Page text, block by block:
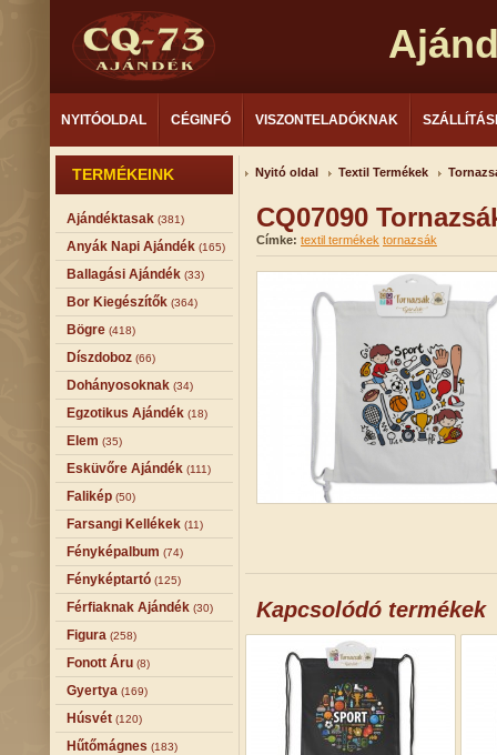
NYITÓOLDAL CÉGINFÓ VISZONTELADÓKNAK
TERMÉKEINK
Ajándéktasak (381)
Anyák Napi Ajándék (165)
Ballagási Ajándék (33)
Bor Kiegészítők (364)
Bögre (418)
Díszdoboz (66)
Dohányosoknak (34)
Egzotikus Ajándék (18)
Elem (35)
Esküvőre Ajándék (111)
Falikép (50)
Farsangi Kellékek (11)
Fényképalbum (74)
Fényképtartó (125)
Férfiaknak Ajándék (30)
Figura (258)
Fonott Áru (8)
Gyertya (169)
Húsvét (120)
Hűtőmágnes (183)
Nyitó oldal Textil Termékek
CQ07090
Címke: textil termékek tornazsák
Kapcsolódó termékek